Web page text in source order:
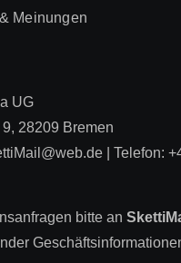
Meinungen
UG
28209 Bremen
| Telefon:
bitte an